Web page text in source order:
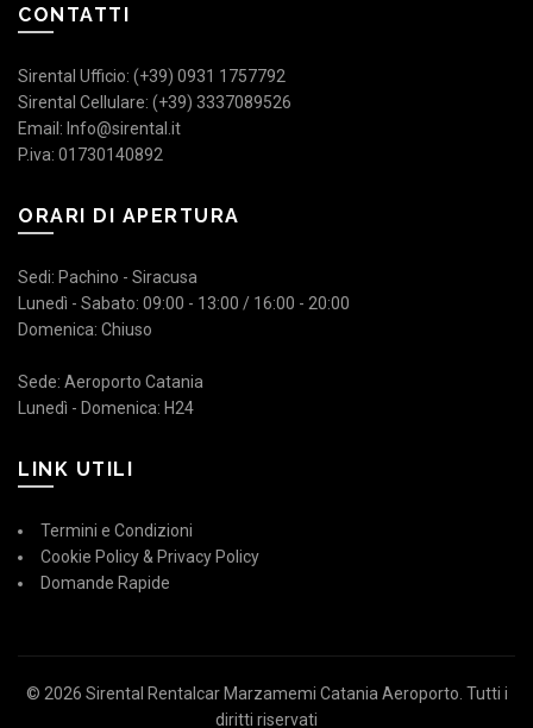
CONTATTI
Sirental Ufficio: (+39) 0931 1757792
Sirental Cellulare: (+39) 3337089526
Email: Info@sirental.it
P.iva: 01730140892
ORARI DI APERTURA
Sedi: Pachino - Siracusa
Lunedì - Sabato: 09:00 - 13:00 / 16:00 - 20:00
Domenica: Chiuso
Sede: Aeroporto Catania
Lunedì - Domenica: H24
LINK UTILI
Termini e Condizioni
Cookie Policy & Privacy Policy
Domande Rapide
© 2026 Sirental Rentalcar Marzamemi Catania Aeroporto. Tutti i
diritti riservati